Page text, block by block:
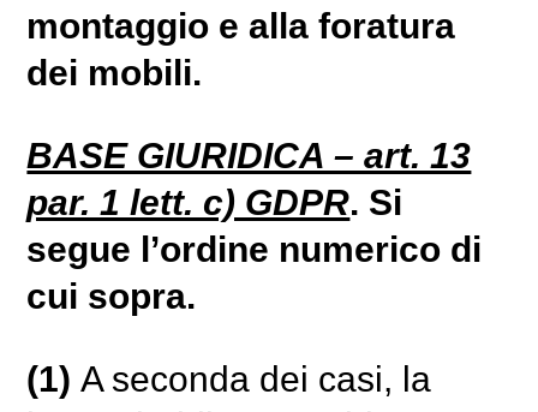
montaggio e alla foratura
dei mobili.
BASE GIURIDICA – art. 13
par. 1 lett. c) GDPR. Si
segue l’ordine numerico di
cui sopra.
(1)A seconda dei casi, la